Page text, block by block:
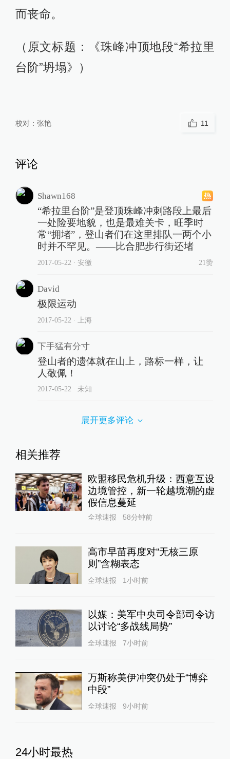
而丧命。
（原文标题：《珠峰冲顶地段“希拉里
台阶”坍塌》）
校对： 张艳 11
评论
Shawn168
“希拉里台阶”是登顶珠峰冲刺路段上最后
一处险要地貌，也是最难关卡，旺季时
常“拥堵”，登山者们在这里排队一两个小
时并不罕见。——比合肥步行街还堵
2017-05-22 ∙ 安徽 21赞
David
极限运动
2017-05-22 ∙ 上海
下手猛有分寸
登山者的遗体就在山上，路标一样，让
人敬佩！
2017-05-22 ∙ 未知
展开更多评论
相关推荐
欧盟移民危机升级：西意互设
边境管控，新一轮越境潮的虚
假信息蔓延
全球速报 58分钟前
高市早苗再度对“无核三原
则”含糊表态
全球速报 1小时前
以媒：美军中央司令部司令访
以讨论“多战线局势”
全球速报 7小时前
万斯称美伊冲突仍处于“博弈
中段”
全球速报 9小时前
24小时最热